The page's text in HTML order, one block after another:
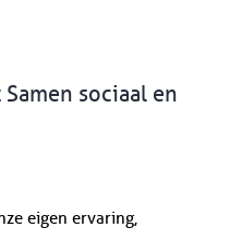
sociaal en
eigen ervaring,